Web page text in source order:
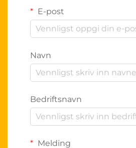
E-post
Navn
Bedriftsnavn
Melding